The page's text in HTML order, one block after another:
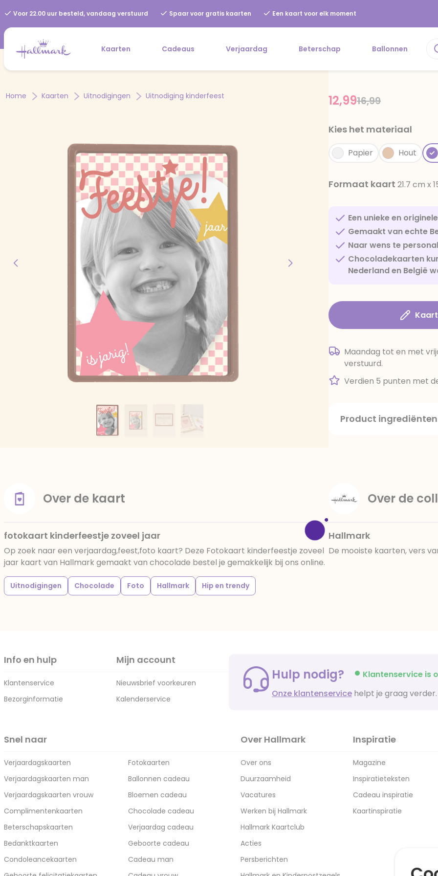
Voor 22.00 uur besteld, vandaag verstuurd Spaar voor gratis kaarten Een kaart voor elk moment
Kaarten Cadeaus Verjaardag Beterschap Ballonnen
Home Kaarten Uitnodigingen Uitnodiging kinderfeest Price reduced
16,99to
12,99
Kies het materiaal
Papier Hout
Formaat kaart 21.7 cm x
Een unieke en
Gemaakt van echte
Naar wens te
Chocoladekaarten
Nederland en België
Maandag tot en met
verstuurd.
Verdien 5 punten met
Product ingrediënten
beïnvloeden, E133, E151.
en droog bewaren.
Over de kaart
fotokaart kinderfeestje zoveel jaar
Op zoek naar een verjaardag,feest,foto kaart? Deze Fotokaart kinderfeestje zoveel
jaar kaart van Hallmark gemaakt van chocolade bestel je gemakkelijk bij ons online.
Uitnodigingen Chocolade Foto Hallmark Hip en trendy
Over de
Hallmark
De mooiste kaarten, vers
Info en hulp
Klantenservice
Bezorginformatie
Mijn account
Nieuwsbrief voorkeuren
Kalenderservice
Hulp nodig?
Klantenservice is
Onze klantenservice helpt je graag verder.
Snel naar
Verjaardagskaarten
Verjaardagskaarten man
Verjaardagskaarten vrouw
Complimentenkaarten
Beterschapskaarten
Bedanktkaarten
Condoleancekaarten
Fotokaarten
Ballonnen cadeau
Bloemen cadeau
Chocolade cadeau
Verjaardag cadeau
Geboorte cadeau
Cadeau man
Over Hallmark
Over ons
Duurzaamheid
Vacatures
Werken bij Hallmark
Hallmark Kaartclub
Acties
Persberichten
Inspiratie
Magazine
Inspiratieteksten
Cadeau inspiratie
Kaartinspiratie